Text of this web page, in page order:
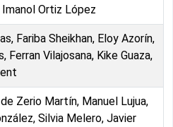
Imanol Ortiz López
Fariba Sheikhan, Eloy Azorín,
Ferran Vilajosana, Kike Guaza,
Zerio Martín, Manuel Lujua,
Silvia Melero, Javier